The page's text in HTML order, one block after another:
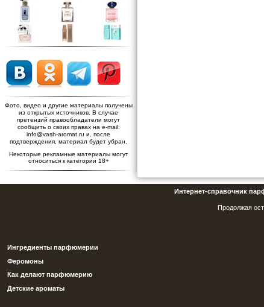
Фото, видео и другие материалы получены
из открытых источников. В случае
претензий правообладатели могут
сообщить о своих правах на e-mail:
info@vash-aromat.ru и, после
подтверждения, материал будет убран.
Некоторые рекламные материалы могут
относиться к категории 18+
Интернет-справочник
Продолжая
Ингредиенты парфюмерии
Феромоны
Как делают парфюмерию
Детские ароматы